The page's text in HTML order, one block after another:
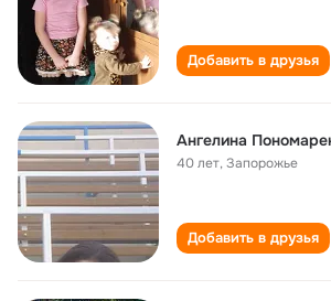
Добавить в друзья
Ангелина
40 лет,Запорожье
Добавить в друзья